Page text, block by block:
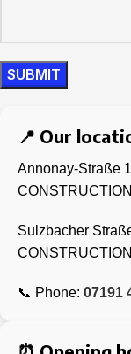
📍 Our
Annonay-Straße
Sulzbacher
📞 Phone: 07191